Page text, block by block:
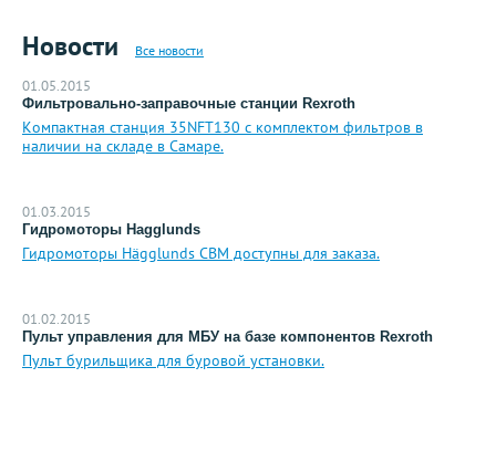
Новости Все новости
01.05.2015
Фильтровально-заправочные станции Rexroth
Компактная станция 35NFT130 с комплектом фильтров в
наличии на складе в Самаре.
01.03.2015
Гидромоторы Hagglunds
Гидромоторы Hägglunds CBM доступны для заказа.
01.02.2015
Пульт управления для МБУ на базе компонентов Rexroth
Пульт бурильщика для буровой установки.